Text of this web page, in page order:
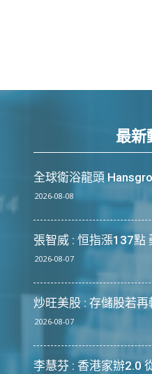
最新
全球衛浴龍頭
2026-08-08
張智威 : 恒指漲137點
2026-08-07
炒旺美股 : 存儲股若
2026-08-07
李慧芬 : 香港家辦2.0